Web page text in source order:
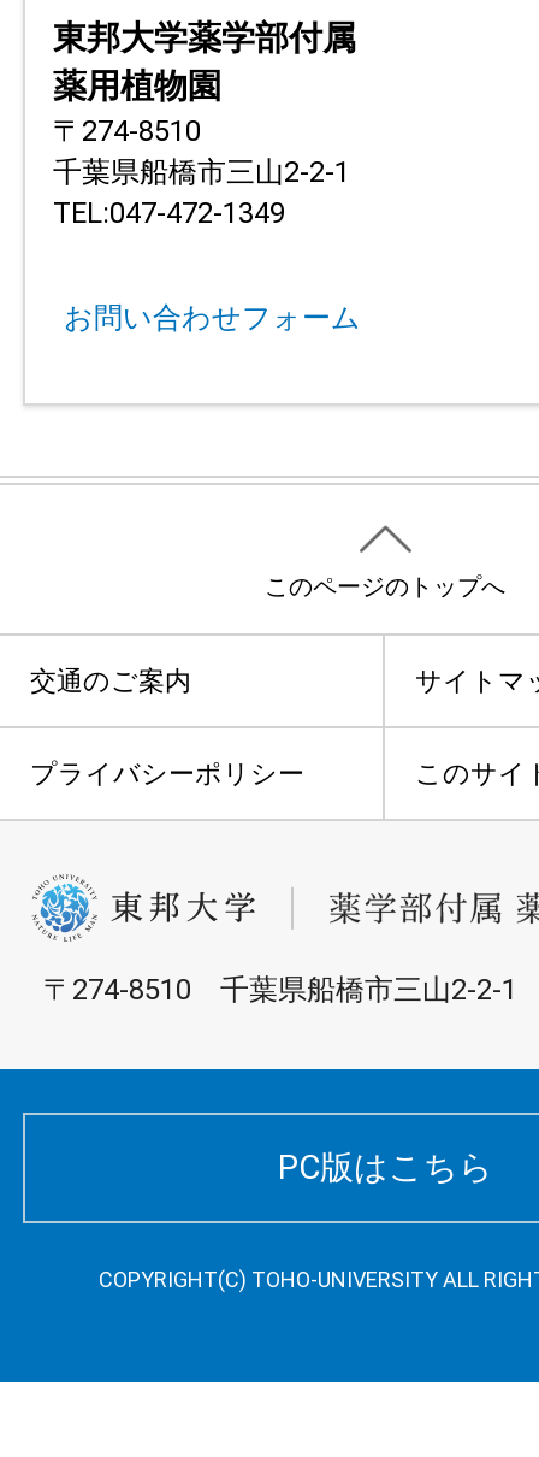
東邦大学薬学部付属
薬用植物園
〒274-8510
千葉県船橋市三山2-2-1
TEL:047-472-1349
お問い合わせフォーム
このページのトップへ
交通のご案内 サイトマ
プライバシーポリシー このサイ
〒274-8510 千葉県船橋市三山2-2-1
PC版はこちら
COPYRIGHT(C) TOHO-UNIVERSITY ALL